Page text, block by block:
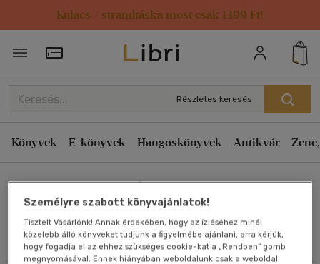
Kulacs / strandtáska most csak 1499 Ft!
Törzsvásárlói Kártya adatai
Részletes keresés
Könyvek E-könyvek Hangoskönyvek Antikvár
Művei
Rendezés
Kiadás éve szerint csökkenő
Ár szerint csökkenő
Eladott darabszám szerint csökkenő
Eladott darabszám szerint növekvő
Cím szerint A-Z
Szerző szerint A-Z
Személyre szabott könyvajánlatok!
Tisztelt Vásárlónk! Annak érdekében, hogy az ízléséhez minél
közelebb álló könyveket tudjunk a figyelmébe ajánlani, arra kérjük,
hogy fogadja el az ehhez szükséges cookie-kat a „Rendben” gomb
megnyomásával. Ennek hiányában weboldalunk csak a weboldal